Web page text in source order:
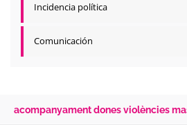
Incidencia política
Comunicación
acompanyament dones violències